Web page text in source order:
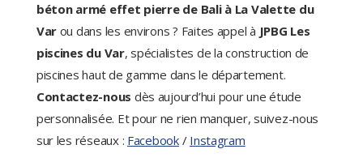
béton armé effet pierre de Bali à La Valette du
Var ou dans les environs ? Faites appel à JPBG Les
piscines du Var, spécialistes de la construction de
piscines haut de gamme dans le département.
Contactez-nous dès aujourd’hui pour une étude
personnalisée. Et pour ne rien manquer, suivez-nous
sur les réseaux : Facebook/ Instagram